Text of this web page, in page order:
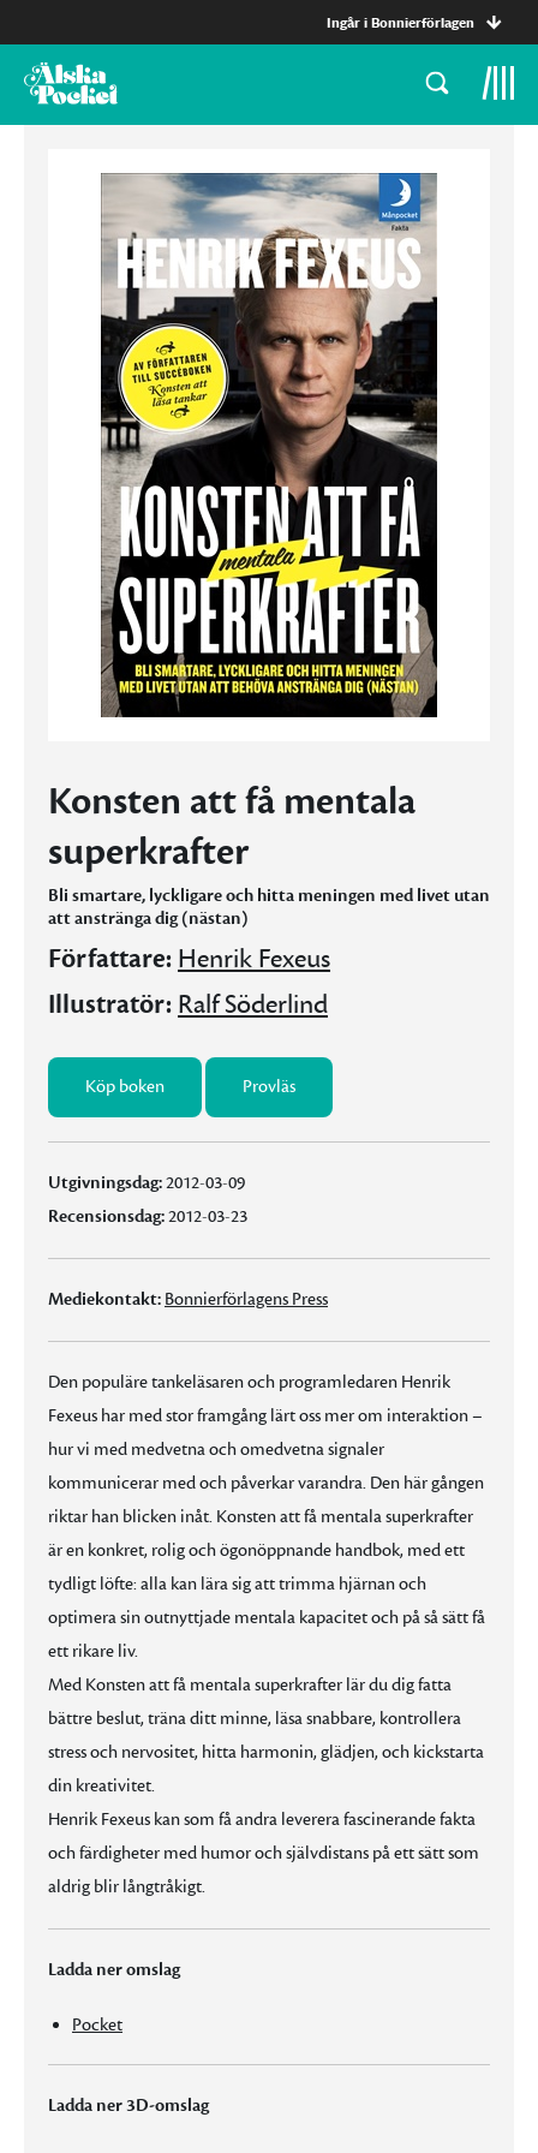
Ingår i Bonnierförlagen
Konsten att få mentala
superkrafter
Bli smartare, lyckligare och hitta meningen med livet utan
att anstränga dig (nästan)
Författare: Henrik Fexeus
Illustratör: Ralf Söderlind
Köp boken Provläs
Utgivningsdag:2012-03-09
Recensionsdag:2012-03-23
Mediekontakt: Bonnierförlagens Press
Den populäre tankeläsaren och programledaren Henrik
Fexeus har med stor framgång lärt oss mer om interaktion –
hur vi med medvetna och omedvetna signaler
kommunicerar med och påverkar varandra. Den här gången
riktar han blicken inåt. Konsten att få mentala superkrafter
är en konkret, rolig och ögonöppnande handbok, med ett
tydligt löfte: alla kan lära sig att trimma hjärnan och
optimera sin outnyttjade mentala kapacitet och på så sätt få
ett rikare liv.
Med Konsten att få mentala superkrafter lär du dig fatta
bättre beslut, träna ditt minne, läsa snabbare, kontrollera
stress och nervositet, hitta harmonin, glädjen, och kickstarta
din kreativitet.
Henrik Fexeus kan som få andra leverera fascinerande fakta
och färdigheter med humor och självdistans på ett sätt som
aldrig blir långtråkigt.
Ladda ner omslag
Pocket
Ladda ner 3D-omslag